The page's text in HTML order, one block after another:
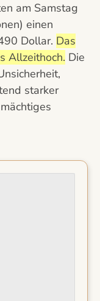
am Samstag
einen
Dollar. Das
Allzeithoch. Die
starker